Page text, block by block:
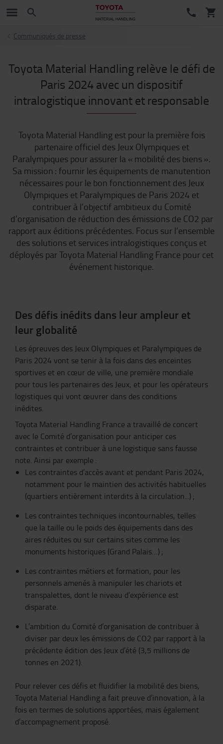
Communiqués de presse
Toyota Material Handling relève le défi de
Paris 2024 avec un dispositif
intralogistique innovant et responsable
Toyota Material Handling est pour la première fois
partenaire officiel des Jeux Olympiques et
Paralympiques pour assurer la « mobilité des biens ».
Sa mission : fournir les équipements de manutention
nécessaires pour le bon fonctionnement des Jeux
Olympiques et Paralympiques de Paris 2024 et
contribuer à l’objectif ambitieux du Comité
d’organisation de réduction des émissions de CO2 par
rapport aux éditions précédentes. Focus sur l’ensemble
des solutions et services intralogistiques conçus et
déployés par Toyota Material Handling France pour cet
événement historique.
Des défis inédits dans leur ampleur et
leur globalité
Les épreuves des Jeux Olympiques et Paralympiques de
Paris 2024 vont se tenir à la fois dans des enceintes
sportives et en cœur de ville, une première mondiale
pour tous les partenaires des Jeux, et pour les opérateurs
logistiques qui vont œuvrer dans des conditions
inédites.
Toyota Material Handling France a travaillé de concert
avec le Comité d’organisation pour anticiper ces
contraintes et contribuer à une logistique sans fausse
note. Ainsi par exemple :
Les contraintes d’accès avant et pendant Paris 2024,
notamment pour le maintien des activités habituelles
(quartiers entièrement interdits à la circulation...) ;
Les contraintes techniques incontournables, telles
que la taille ou le poids des équipements dans des
aires réduites ou sur certains sites comme les
monuments historiques (Grand Palais…) ;
Les contraintes métiers et formation, pour les
personnels amenés à manipuler les chariots et
transpalettes, dont le niveau d’expérience est
disparate.
L’ambition du Comité d’organisation de contribuer à
diviser par deux les émissions de CO2 par rapport à la
précédente édition des Jeux d’été (3,5 millions de
tonnes en 2021).
Pour relever ces défis et fluidifier la mobilité des biens,
Toyota Material Handling a fait preuve d’innovation, à la
fois en termes de solutions apportées, mais également
d’accompagnement proposé.